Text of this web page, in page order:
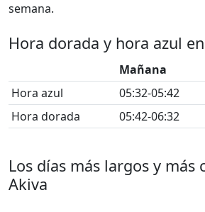
semana.
Hora dorada y hora azul
Mañana
Hora azul
05:32-05:42
Hora dorada
05:42-06:32
Los días más largos y más
Akiva